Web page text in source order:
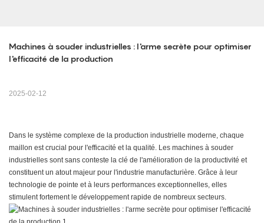
Machines à souder industrielles : l'arme secrète pour optimiser
l'efficacité de la production
2025-02-12
Dans le système complexe de la production industrielle moderne, chaque
maillon est crucial pour l'efficacité et la qualité. Les machines à souder
industrielles sont sans conteste la clé de l'amélioration de la productivité et
constituent un atout majeur pour l'industrie manufacturière. Grâce à leur
technologie de pointe et à leurs performances exceptionnelles, elles
stimulent fortement le développement rapide de nombreux secteurs.